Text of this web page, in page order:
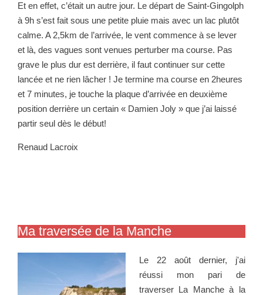
Et en effet, c’était un autre jour. Le départ de Saint-Gingolph
à 9h s’est fait sous une petite pluie mais avec un lac plutôt
calme. A 2,5km de l’arrivée, le vent commence à se lever
et là, des vagues sont venues perturber ma course. Pas
grave le plus dur est derrière, il faut continuer sur cette
lancée et ne rien lâcher ! Je termine ma course en 2heures
et 7 minutes, je touche la plaque d’arrivée en deuxième
position derrière un certain « Damien Joly » que j’ai laissé
partir seul dès le début!
Renaud Lacroix
Ma traversée de la Manche
Le 22 août dernier, j'ai
réussi mon pari de
traverser La Manche à la